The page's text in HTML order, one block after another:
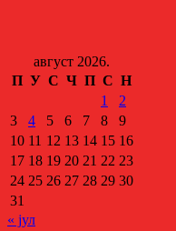
август 2026.
П У С Ч П С Н
1
2
3
4 5 6 7 8
9
10 11 12 13 14 15 16
17 18 19 20 21 22 23
24 25 26 27 28 29 30
31
« јул